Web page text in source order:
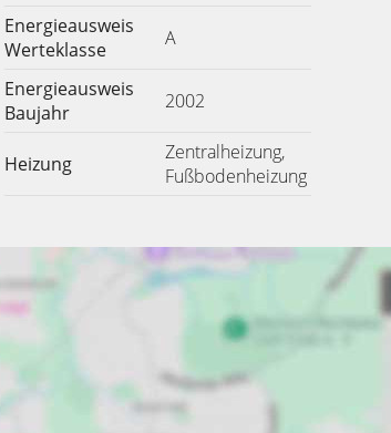
Energieausweis
Werteklasse
A
Energieausweis
Baujahr
2002
Heizung
Zentralheizung,
Fußbodenheizung